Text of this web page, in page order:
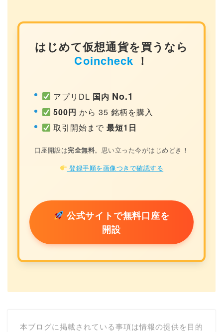
はじめて仮想通貨を買うなら
Coincheck ！
アプリDL 国内 No.1
500円 から 35 銘柄を購入
取引開始まで最短1日
口座開設は完全無料。思い立った今がはじめどき！
登録手順を画像つきで確認する
公式サイトで無料口座を
開設
本ブログに掲載されている事項は情報の提供を目的